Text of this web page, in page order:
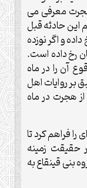
معرفی می
این حادثه قبل
و اگر نوزده
رخ داده است.
آن را در ماه
بر روایات اهل
هجرت در ماه
فراهم کرد تا
حقیقت زمینه
بنی قینقاع به